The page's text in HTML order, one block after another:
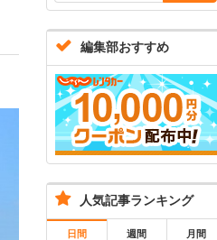
編集部おすすめ
人気記事ランキング
日間 週間 月間